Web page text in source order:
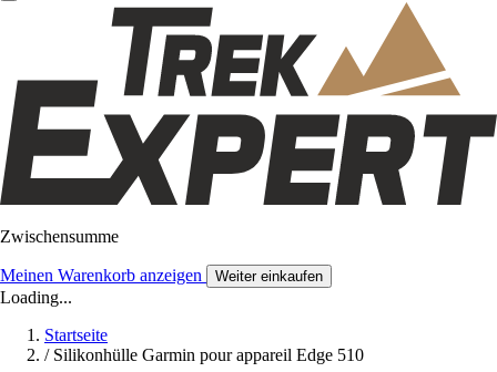
Zwischensumme
Meinen Warenkorb anzeigen Weiter einkaufen
Loading...
Startseite
/ Silikonhülle Garmin pour appareil Edge 510